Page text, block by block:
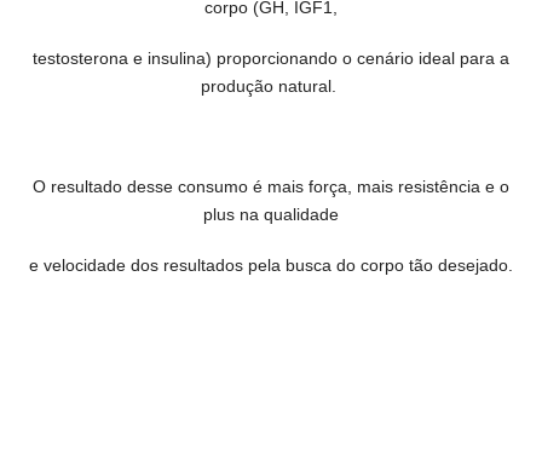
corpo (GH, IGF1,
testosterona e insulina) proporcionando o cenário ideal para a
produção natural.
O resultado desse consumo é mais força, mais resistência e o
plus na qualidade
e velocidade dos resultados pela busca do corpo tão desejado.